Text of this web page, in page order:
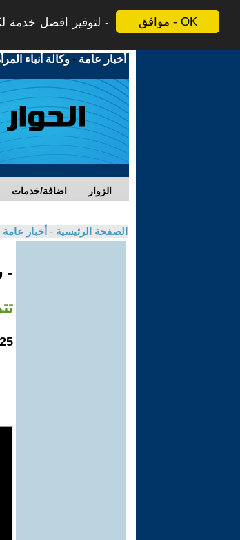
موافق - OK
لتوفير افضل خدمة
أخبار عامة -وكالة أنباء
اضافة/خدمات الزوار
الصفحة الرئيسية - أخبار عامة
-
/ 21